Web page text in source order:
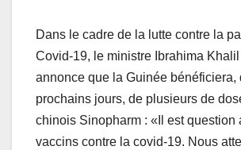
Dans le cadre de la lutte contre la
Covid-19, le ministre Ibrahima
annonce que la Guinée bénéficiera,
prochains jours, de plusieurs de
chinois Sinopharm : «Il est question
vaccins contre la covid-19. Nous